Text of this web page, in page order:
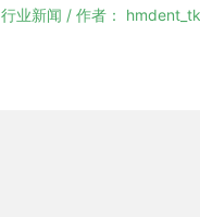
行业新闻 / 作者： hmdent_tk